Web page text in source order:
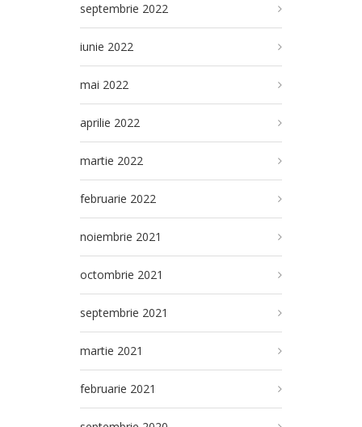
septembrie 2022
iunie 2022
mai 2022
aprilie 2022
martie 2022
februarie 2022
noiembrie 2021
octombrie 2021
septembrie 2021
martie 2021
februarie 2021